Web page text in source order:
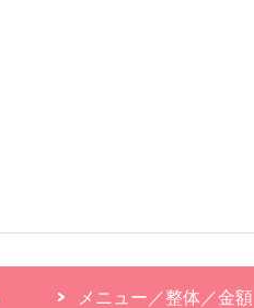
メニュー／整体／金額